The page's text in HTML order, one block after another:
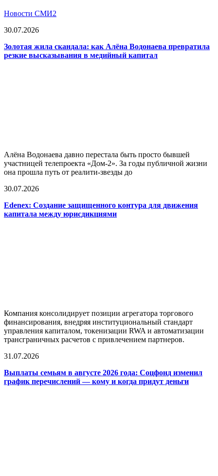
Новости СМИ2
30.07.2026
Золотая жила скандала: как Алёна Водонаева превратила
резкие высказывания в медийный капитал
Алёна Водонаева давно перестала быть просто бывшей
участницей телепроекта «Дом-2». За годы публичной жизни
она прошла путь от реалити-звезды до
30.07.2026
Edenex: Создание защищенного контура для движения
капитала между юрисдикциями
Компания консолидирует позиции агрегатора торгового
финансирования, внедряя институциональный стандарт
управления капиталом, токенизации RWA и автоматизации
трансграничных расчетов с привлечением партнеров.
31.07.2026
Выплаты семьям в августе 2026 года: Соцфонд изменил
график перечислений — кому и когда придут деньги